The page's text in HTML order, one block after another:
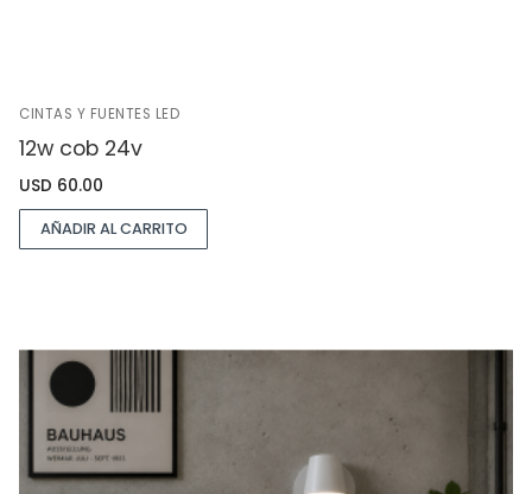
CINTAS Y FUENTES LED
12w cob 24v
USD 60.00
AÑADIR AL CARRITO